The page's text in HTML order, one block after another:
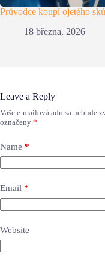
Průvodce koupí ojetého
18 března, 2026
Leave a Reply
Vaše e-mailová adresa nebude
označeny *
Name *
Email *
Website